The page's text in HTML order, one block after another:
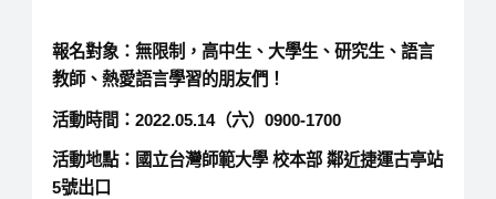
報名對象：無限制，高中生、大學生、研究生、語言
教師、熱愛語言學習的朋友們！
活動時間：2022.05.14（六）0900-1700
活動地點：國立台灣師範大學 校本部 鄰近捷運古亭站
5號出口